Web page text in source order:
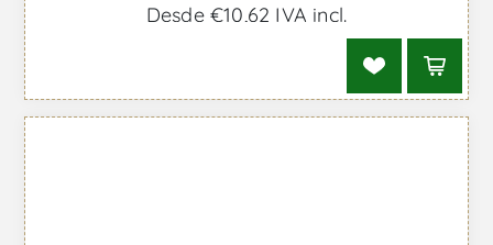
Desde €10,62 IVA incl.